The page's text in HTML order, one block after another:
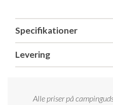
Specifikationer
Levering
Alle priser på